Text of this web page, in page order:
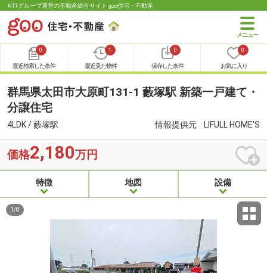
NTTグループ運営の不動産総合サイト goo住宅・不動産
0
最近検索した条件
1
最近見た物件
0
保存した条件
0
お気に入り
群馬県太田市大原町131-1 藪塚駅 新築一戸建て・
分譲住宅
4LDK / 藪塚駅 情報提供元 LIFULL HOME'S
価格2,180万円
特徴 地図 設備
1 /8